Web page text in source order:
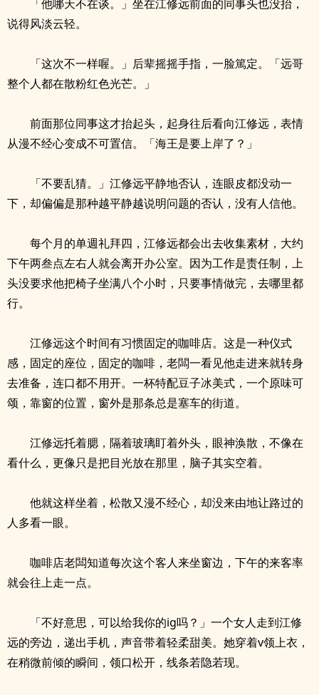
「他哪天不在谈。」坐在江修远前面的同事头也没抬，
说得风淡云轻。
「这次不一样喔。」后辈摇摇手指，一脸篤定。「远哥
整个人都在散粉红色光芒。」
前面那位同事这才抬起头，起身往后看向江修远，表情
从漫不经心变成不可置信。「海王是要上岸了？」
「不要乱猜。」江修远平静地否认，连眼皮都没动一
下，却偏偏是那种越平静越说明问题的否认，没有人信他。
每个月的单週礼拜四，江修远都会出去收集素材，大约
下午两叁点左右人就会离开办公室。因为工作是责任制，上
头没要求他把椅子坐满八个小时，只要事情做完，去哪里都
行。
江修远这个时间有习惯固定的咖啡店。这是一种仪式
感，固定的座位，固定的咖啡，老闆一看见他走进来就转身
去准备，连口都不用开。一杯特配豆子冰美式，一个原味可
颂，靠窗的位置，窗外是那条总是塞车的街道。
江修远托着腮，隔着玻璃盯着外头，眼神涣散，不像在
看什么，更像只是把目光放在那里，脑子其实空着。
他就这样坐着，松散又漫不经心，却没来由地让路过的
人多看一眼。
咖啡店老闆知道每次这个客人来坐窗边，下午的来客率
就会往上走一点。
「不好意思，可以给我你的ig吗？」一个女人走到江修
远的旁边，递出手机，声音带着轻柔甜美。她穿着v领上衣，
在稍微前倾的瞬间，领口松开，线条若隐若现。